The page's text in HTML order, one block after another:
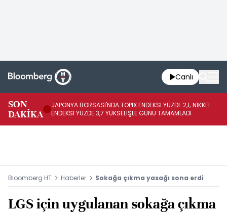
Canlı
SON
DAKİKA
JAPONYA BORSASI'NDA TOPIX ENDEKSİ YÜZDE 2,1; NIKKEI
ENDEKSİ YÜZDE 3,7 YÜKSELİŞLE GÜNÜ TAMAMLADI
Bloomberg HT Haberler Sokağa çıkma yasağı sona erdi
LGS için uygulanan sokağa çıkma